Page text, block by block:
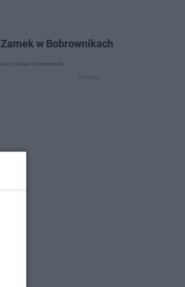
Zamek w Bobrownikach
Autor: Grzegorz Adamczewski